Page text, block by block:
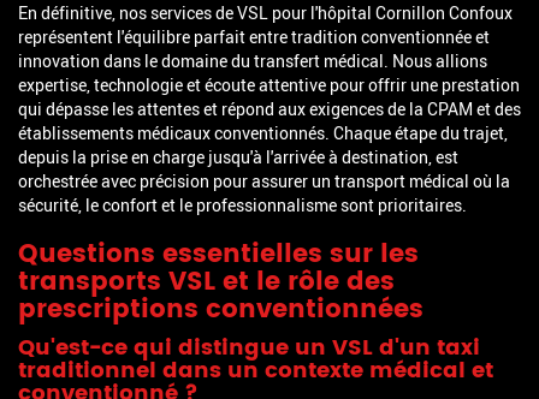
En définitive, nos services de VSL pour l'hôpital Cornillon Confoux
représentent l'équilibre parfait entre tradition conventionnée et
innovation dans le domaine du transfert médical. Nous allions
expertise, technologie et écoute attentive pour offrir une prestation
qui dépasse les attentes et répond aux exigences de la CPAM et des
établissements médicaux conventionnés. Chaque étape du trajet,
depuis la prise en charge jusqu'à l'arrivée à destination, est
orchestrée avec précision pour assurer un transport médical où la
sécurité, le confort et le professionnalisme sont prioritaires.
Questions essentielles sur les
transports VSL et le rôle des
prescriptions conventionnées
Qu'est-ce qui distingue un VSL d'un taxi
traditionnel dans un contexte médical et